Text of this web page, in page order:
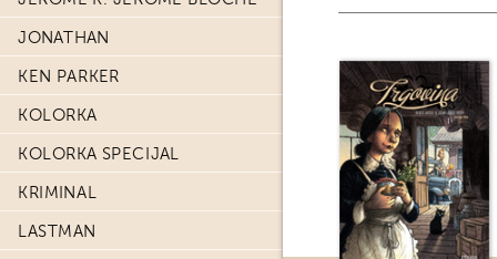
JONATHAN
KEN PARKER
KOLORKA
KOLORKA SPECIJAL
KRIMINAL
LASTMAN